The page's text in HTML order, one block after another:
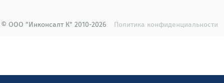
© ООО "Инконсалт К" 2010-2026 Политика конфиденциальности